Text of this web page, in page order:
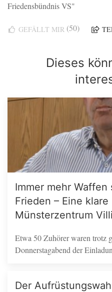
Friedensbündnis VS"
GEFÄLLT MIR (50)
Dieses
Immer mehr
Frieden – Eine
Münsterzentrum
Etwa 50 Zuhörer waren trotz
Donnerstagabend der
Der